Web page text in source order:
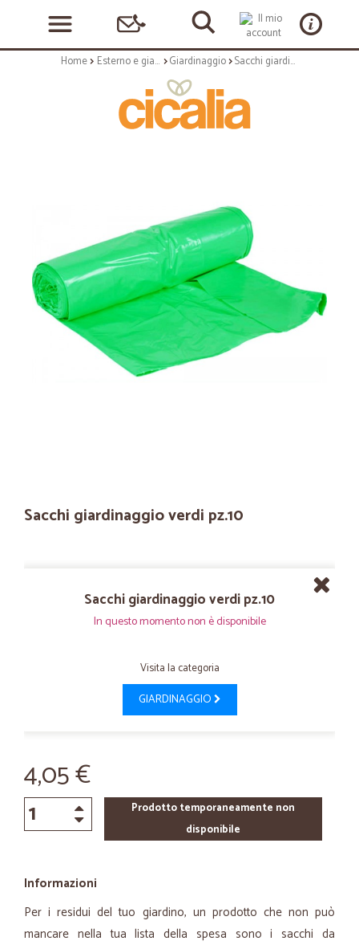
Home Esterno e giardino Giardinaggio Sacchi giardinaggio verdi pz.10
Sacchi giardinaggio verdi pz.10
Sacchi giardinaggio verdi pz.10
In questo momento non è disponibile
Visita la categoria
GIARDINAGGIO
4,05 €
Prodotto temporaneamente non
disponibile
Informazioni
Per i residui del tuo giardino, un prodotto che non può
mancare nella tua lista della spesa sono i sacchi da